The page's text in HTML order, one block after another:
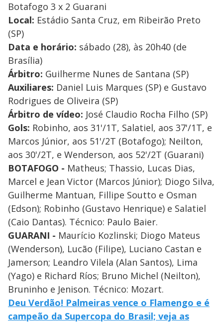
Botafogo 3 x 2 Guarani
Local: Estádio Santa Cruz, em Ribeirão Preto
(SP)
Data e horário: sábado (28), às 20h40 (de
Brasília)
Árbitro: Guilherme Nunes de Santana (SP)
Auxiliares: Daniel Luis Marques (SP) e Gustavo
Rodrigues de Oliveira (SP)
Árbitro de vídeo: José Claudio Rocha Filho (SP)
Gols: Robinho, aos 31'/1T, Salatiel, aos 37'/1T, e
Marcos Júnior, aos 51'/2T (Botafogo); Neilton,
aos 30'/2T, e Wenderson, aos 52'/2T (Guarani)
BOTAFOGO - Matheus; Thassio, Lucas Dias,
Marcel e Jean Victor (Marcos Júnior); Diogo Silva,
Guilherme Mantuan, Fillipe Soutto e Osman
(Edson); Robinho (Gustavo Henrique) e Salatiel
(Caio Dantas). Técnico: Paulo Baier.
GUARANI - Maurício Kozlinski; Diogo Mateus
(Wenderson), Lucão (Filipe), Luciano Castan e
Jamerson; Leandro Vilela (Alan Santos), Lima
(Yago) e Richard Ríos; Bruno Michel (Neilton),
Bruninho e Jenison. Técnico: Mozart.
Deu Verdão! Palmeiras vence o Flamengo e é
campeão da Supercopa do Brasil; veja as